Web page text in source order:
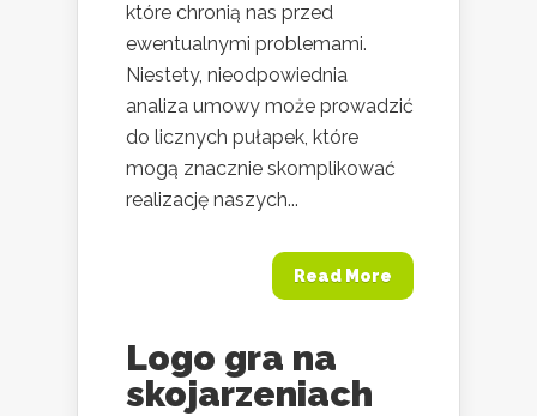
które chronią nas przed
ewentualnymi problemami.
Niestety, nieodpowiednia
analiza umowy może prowadzić
do licznych pułapek, które
mogą znacznie skomplikować
realizację naszych...
Read More
Logo gra na
skojarzeniach